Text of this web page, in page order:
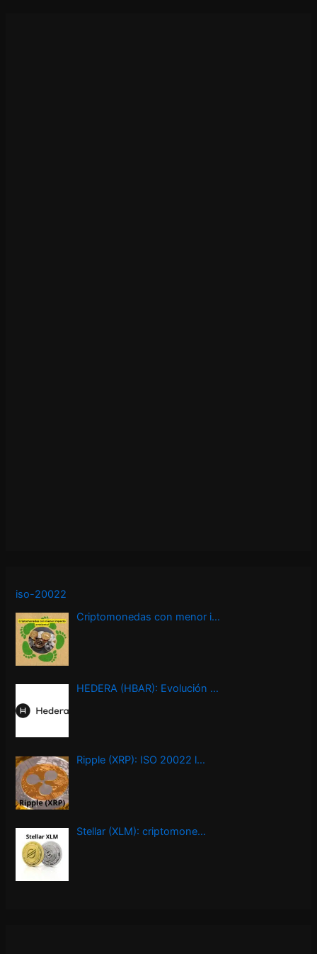
iso-20022
Criptomonedas con menor i…
HEDERA (HBAR): Evolución …
Ripple (XRP): ISO 20022 l…
Stellar (XLM): criptomone…